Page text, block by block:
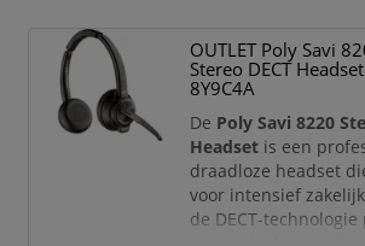
Enterprise printers
en is ideaal voor
waar continuïteit,
OUTLET Poly Savi
Stereo DECT
8Y9C4A
De Poly Savi 8220
Headset is een
draadloze headset
voor intensief
de DECT-